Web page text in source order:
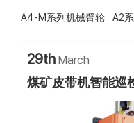
A4-M系列机械臂轮
A2
29th March
煤矿皮带机智能巡